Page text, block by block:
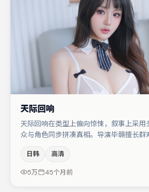
天际回响
天际回响在类型上偏向惊悚，叙事上采用
众与角色同步拼凑真相。导演毕赣擅长群
手戏构成全片情感锚点，任素汐则以细节
揭开。节奏紧凑、反转有度，值得列入片
日韩 高清
5万 45个月前